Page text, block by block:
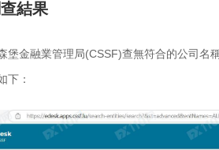
結果
堡金融業管理局(CSSF)查無符合的公司名
下：